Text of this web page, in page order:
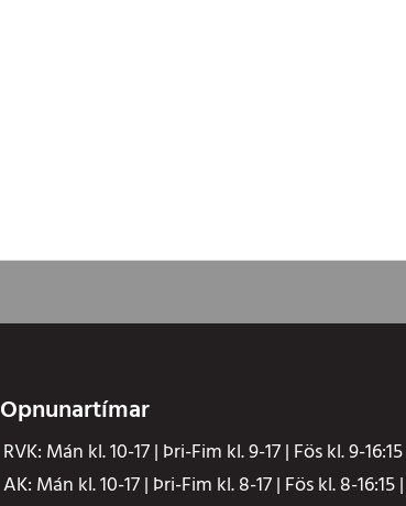
Opnunartímar
RVK: Mán kl. 10-17 | Þri-Fim kl. 9-17 | Fös kl. 9-
AK: Mán kl. 10-17 | Þri-Fim kl. 8-17 | Fös kl. 8-